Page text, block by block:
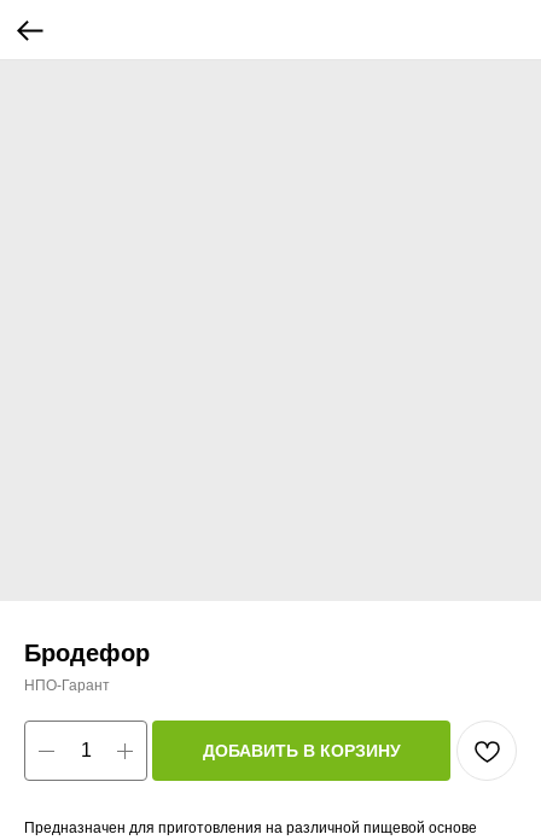
Бродефор
НПО-Гарант
ДОБАВИТЬ В КОРЗИНУ
Предназначен для приготовления на различной пищевой основе